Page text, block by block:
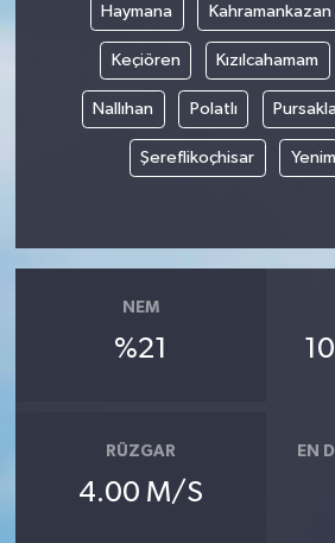
Haymana Kahramankazan
Keçiören Kızılcahamam
Nallıhan Polatlı
Şereflikoçhisar
NEM
%21
RÜZGAR
4.00 M/S
EN